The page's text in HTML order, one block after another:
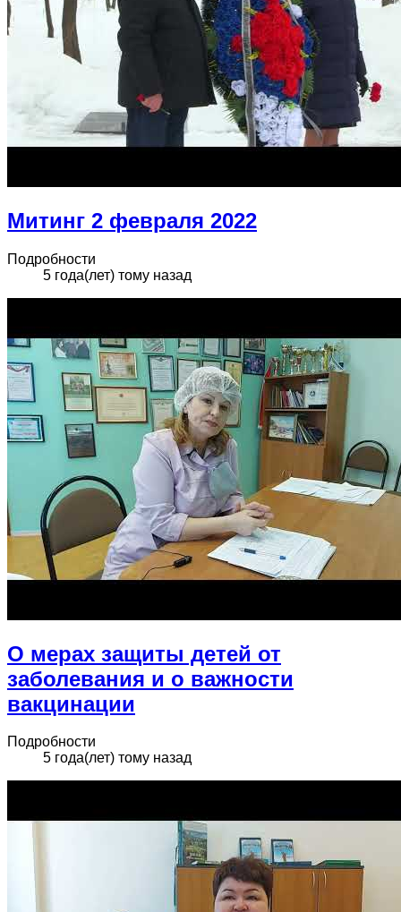
Митинг 2 февраля 2022
Подробности
5 года(лет) тому назад
О мерах защиты детей от
заболевания и о важности
вакцинации
Подробности
5 года(лет) тому назад